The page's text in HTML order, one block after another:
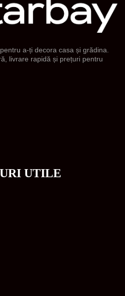
a-ți decora casa și grădina.
livrare rapidă și prețuri pentru
UTILE